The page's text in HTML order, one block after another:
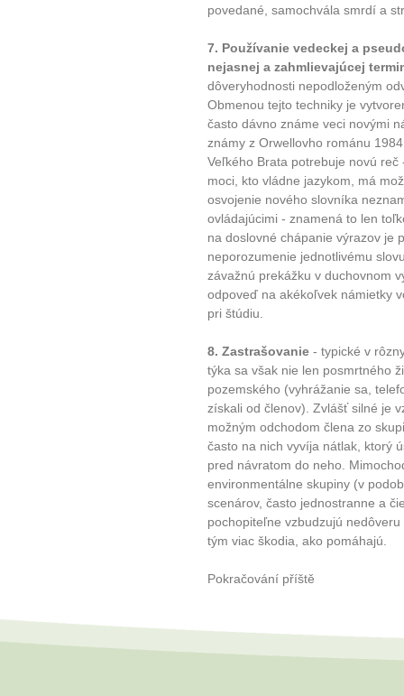
povedané, samochvála smrdí a
7. Používanie vedeckej a
nejasnej a zahmlievajúcej
dôveryhodnosti nepodloženým
Obmenou tejto techniky je
často dávno známe veci novými
známy z Orwellovho románu
Veľkého Brata potrebuje novú
moci, kto vládne jazykom, má
osvojenie nového slovníka
ovládajúcimi - znamená to len
na doslovné chápanie výrazov je
neporozumenie jednotlivému
závažnú prekážku v duchovnom
odpoveď na akékoľvek námietky
pri štúdiu.
8. Zastrašovanie - typické v
týka sa však nie len posmrtného
pozemského (vyhrážanie sa,
získali od členov). Zvlášť silné je
možným odchodom člena zo
často na nich vyvíja nátlak, ktorý
pred návratom do neho.
environmentálne skupiny (v
scenárov, často jednostranne a
pochopiteľne vzbudzujú
tým viac škodia, ako pomáhajú.
Pokračování příště